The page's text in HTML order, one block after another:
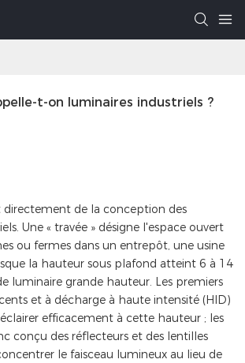
t-on luminaires industriels ?
directement de la conception des
Une « travée » désigne l'espace ouvert
ou fermes dans un entrepôt, une usine
la hauteur sous plafond atteint 6 à 14
luminaire grande hauteur. Les premiers
et à décharge à haute intensité (HID)
efficacement à cette hauteur ; les
conçu des réflecteurs et des lentilles
le faisceau lumineux au lieu de